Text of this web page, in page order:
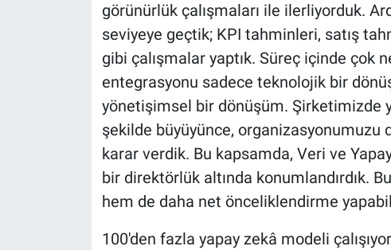
görünürlük çalışmaları ile ilerliyorduk.
seviyeye geçtik; KPI tahminleri, satış
gibi çalışmalar yaptık. Süreç içinde çok
entegrasyonu sadece teknolojik bir
yönetişimsel bir dönüşüm. Şirketimizde
şekilde büyüyünce,
karar verdik. Bu kapsamda, Veri ve
bir direktörlük altında konumlandırdık.
hem de daha net önceliklendirme
100'den fazla yapay zekâ modeli çalışıyor